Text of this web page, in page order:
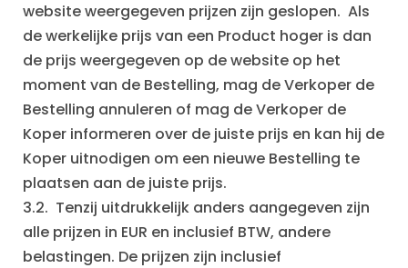
website weergegeven prijzen zijn geslopen. Als
de werkelijke prijs van een Product hoger is dan
de prijs weergegeven op de website op het
moment van de Bestelling, mag de Verkoper de
Bestelling annuleren of mag de Verkoper de
Koper informeren over de juiste prijs en kan hij de
Koper uitnodigen om een nieuwe Bestelling te
plaatsen aan de juiste prijs.
3.2. Tenzij uitdrukkelijk anders aangegeven zijn
alle prijzen in EUR en inclusief BTW, andere
belastingen. De prijzen zijn inclusief